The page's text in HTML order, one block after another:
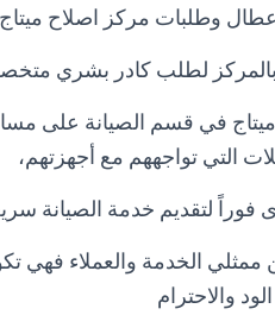
وطلبات مركز اصلاح ميتاج
لطلب كادر بشري
في قسم الصيانة على
التي تواجههم مع أجهزتهم،
لتقديم خدمة الصيانة
ممثلي الخدمة والعملاء
الود والاحترام